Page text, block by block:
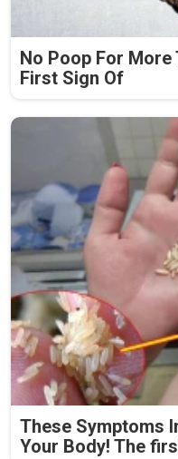
No Poop For More
First Sign Of
These Symptoms
Your Body! The